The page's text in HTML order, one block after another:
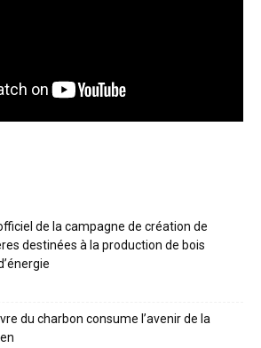
de la campagne de création de
destinées à la production de bois
du charbon consume l’avenir de la